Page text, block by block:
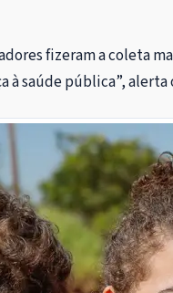
fizeram a coleta
à saúde pública”,